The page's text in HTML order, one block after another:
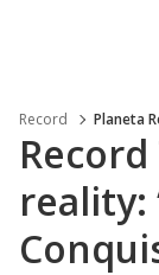
Record Planeta
reality: